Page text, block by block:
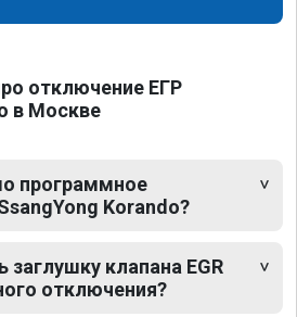
отключение ЕГР
в Москве
программное
Korando?
клапана EGR
отключения?